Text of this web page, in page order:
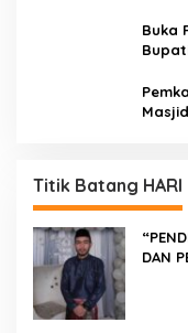
Buka
Kerinci
Titik Batang HARI
DAN